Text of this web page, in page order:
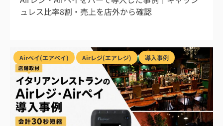
ュレス比率8割・売上を店外から確認
Airペイ(エアペイ) Airレジ(エアレジ) 導入事例